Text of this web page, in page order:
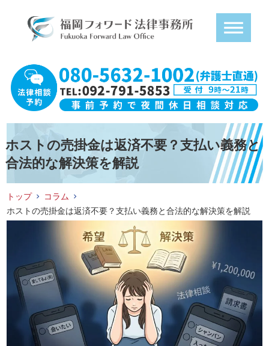
ホストの売掛金は返済不要？支払い義務と
合法的な解決策を解説
トップ
コラム
ホストの売掛金は返済不要？支払い義務と合法的な解決策を解説